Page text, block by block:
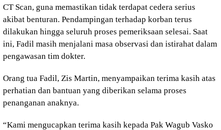
CT Scan, guna memastikan tidak terdapat cedera serius
akibat benturan. Pendampingan terhadap korban terus
dilakukan hingga seluruh proses pemeriksaan selesai. Saat
ini, Fadil masih menjalani masa observasi dan istirahat dalam
pengawasan tim dokter.
Orang tua Fadil, Zis Martin, menyampaikan terima kasih atas
perhatian dan bantuan yang diberikan selama proses
penanganan anaknya.
“Kami mengucapkan terima kasih kepada Pak Wagub Vasko